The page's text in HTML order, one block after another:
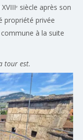
siècle après son
propriété privée
commune à la suite
tour est.